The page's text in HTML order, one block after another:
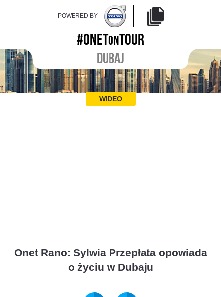
POWERED BY
#ONETONTOUR
DUBAJ
WIDEO
Onet Rano: Sylwia Przepłata opowiada
o życiu w Dubaju